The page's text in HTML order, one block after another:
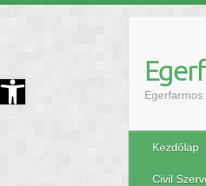
Eszköztár megnyitása
Egerfarmos
Kezdőlap
Civil